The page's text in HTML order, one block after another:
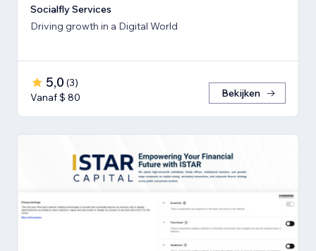
Socialfly Services
Driving growth in a Digital World
5,0 (3)
Vanaf $ 80
Bekijken